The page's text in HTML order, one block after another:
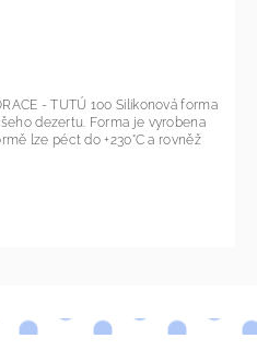
100 Silikonová forma
Forma je vyrobena